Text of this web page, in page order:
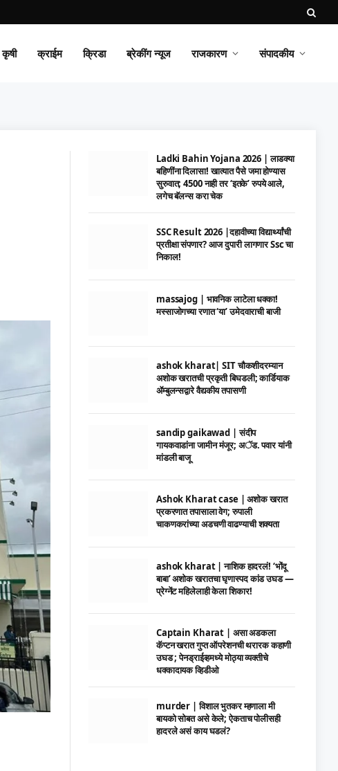
कृषी क्राईम क्रिडा ब्रेकींग न्यूज राजकारण संपादकीय
Ladki Bahin Yojana 2026 | लाडक्या
बहिणींना दिलासा! खात्यात पैसे जमा होण्यास
सुरुवात; 4500 नाही तर ‘इतके’ रुपये आले,
लगेच बॅलन्स करा चेक
SSC Result 2026 |दहावीच्या विद्यार्थ्यांची
प्रतीक्षा संपणार? आज दुपारी लागणार Ssc चा
निकाल!
massajog | भावनिक लाटेला धक्का!
मस्साजोगच्या रणात ‘या’ उमेदवाराची बाजी
ashok kharat| SIT चौकशीदरम्यान
अशोक खरातची प्रकृती बिघडली; कार्डियाक
ॲम्बुलन्सद्वारे वैद्यकीय तपासणी
sandip gaikawad | संदीप
गायकवाडांना जामीन मंजूर; अॅड. पवार यांनी
मांडली बाजू
Ashok Kharat case | अशोक खरात
प्रकरणात तपासाला वेग; रुपाली
चाकणकरांच्या अडचणी वाढण्याची शक्यता
ashok kharat | नाशिक हादरलं! ‘भोंदू
बाबा’ अशोक खरातचा घृणास्पद कांड उघड —
प्रेग्नेंट महिलेलाही केला शिकार!
Captain Kharat | असा अडकला
कॅप्टन खरात गुप्त ऑपरेशनची थरारक कहाणी
उघड ; पेनड्राईव्हमध्ये मोठ्या व्यक्तीचे
धक्कादायक व्हिडीओ
murder | विशाल भुतकर म्हणाला मी
बायको सोबत असे केले; ऐकताच पोलीसही
हादरले असं काय घडलं?